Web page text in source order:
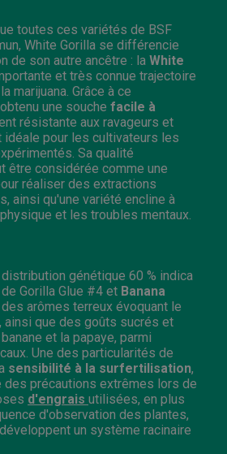
toutes ces variétés de BSF
White Gorilla se différencie
de son autre ancêtre : la White
et très connue trajectoire
marijuana. Grâce à ce
une souche facile à
résistante aux ravageurs et
idéale pour les cultivateurs les
Sa qualité
être considérée comme une
réaliser des extractions
ainsi qu'une variété encline à
et les troubles mentaux.
génétique 60 % indica
Gorilla Glue #4 et Banana
arômes terreux évoquant le
que des goûts sucrés et
et la papaye, parmi
Une des particularités de
sensibilité à la surfertilisation,
des précautions extrêmes lors de
d'engrais utilisées, en plus
d'observation des plantes,
un système racinaire